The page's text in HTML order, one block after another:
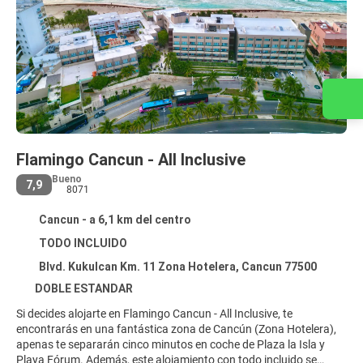
Flamingo Cancun - All Inclusive
7,9
Bueno
8071
Cancun - a 6,1 km del centro
TODO INCLUIDO
Blvd. Kukulcan Km. 11 Zona Hotelera, Cancun 77500
DOBLE ESTANDAR
Si decides alojarte en Flamingo Cancun - All Inclusive, te
encontrarás en una fantástica zona de Cancún (Zona Hotelera),
apenas te separarán cinco minutos en coche de Plaza la Isla y
Playa Fórum. Además, este alojamiento con todo incluido se
Contacta con nosotros